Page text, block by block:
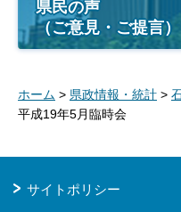
県民の声
（ご意見・ご提言）
ホーム > 県政情報・統計 >
平成19年5月臨時会
サイトポリシー